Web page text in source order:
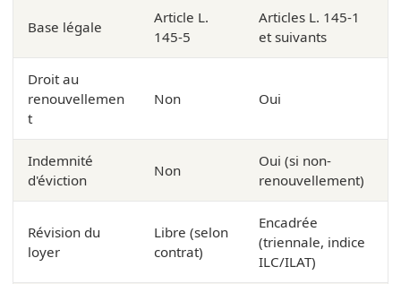
Base légale
Article L.
145-5
Articles L. 145-1
et suivants
Droit au
renouvellemen
t
Non Oui
Indemnité
d'éviction
Non
Oui (si non-
renouvellement)
Révision du
loyer
Libre (selon
contrat)
Encadrée
(triennale, indice
ILC/ILAT)